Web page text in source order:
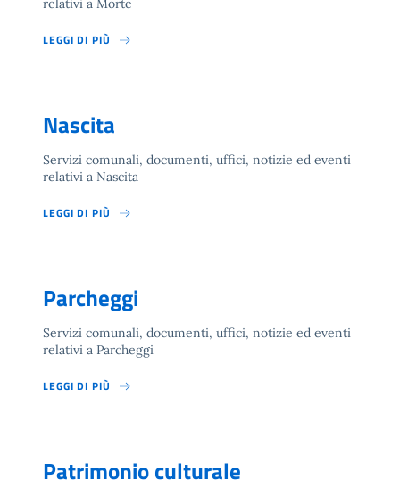
relativi a Morte
LEGGI DI PIÙ
Nascita
Servizi comunali, documenti, uffici, notizie ed eventi
relativi a Nascita
LEGGI DI PIÙ
Parcheggi
Servizi comunali, documenti, uffici, notizie ed eventi
relativi a Parcheggi
LEGGI DI PIÙ
Patrimonio culturale